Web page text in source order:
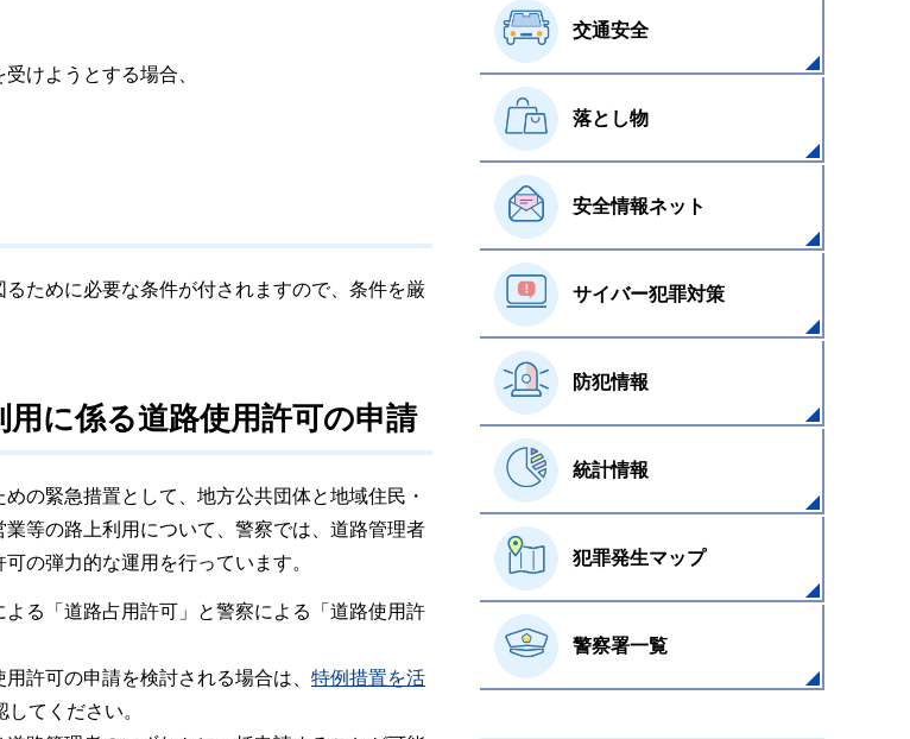
けようとする場合、
ために必要な条件が付されますので、条件を厳
に係る道路使用許可の申請
の緊急措置として、地方公共団体と地域住民・
等の路上利用について、警察では、道路管理者
の弾力的な運用を行っています。
る「道路占用許可」と警察による「道路使用許
許可の申請を検討される場合は、 特例措置を活
してください。
交通安全
落とし物
安全情報ネット
サイバー犯罪対策
防犯情報
統計情報
犯罪発生マップ
警察署一覧